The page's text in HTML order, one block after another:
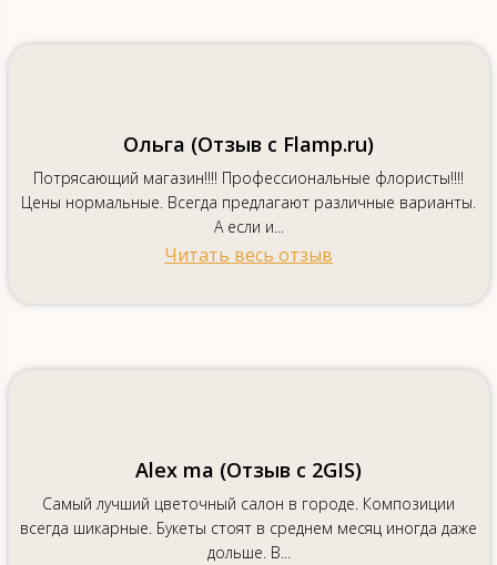
Ольга (Отзыв с Flamp.ru)
Потрясающий магазин!!!! Профессиональные флористы!!!!
Цены нормальные. Всегда предлагают различные варианты.
А если и...
Читать весь отзыв
Alex ma (Отзыв с 2GIS)
Самый лучший цветочный салон в городе. Композиции
всегда шикарные. Букеты стоят в среднем месяц иногда даже
дольше. В...